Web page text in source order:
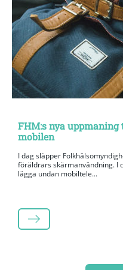
FHM:s nya
mobilen
I dag släpper
föräldrars skärmanvändning. I
lägga undan mobiltele...
LÄS MER